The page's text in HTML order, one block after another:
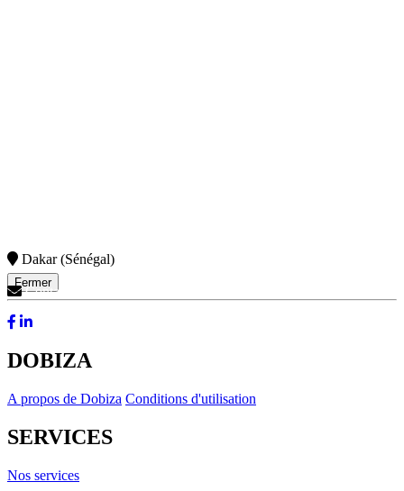
Fermer
Dakar (Sénégal)
Contactez-Nous
DOBIZA
A propos de Dobiza Conditions d'utilisation
SERVICES
Nos services